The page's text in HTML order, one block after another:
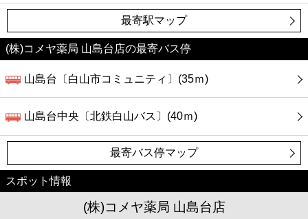
ファーストフード
カフェ
最寄駅マップ
(株)コメヤ薬局 山島台店の最寄バス停
山島台〔白山市コミュニティ〕(35ｍ)
山島台中央〔北鉄白山バス〕(40ｍ)
最寄バス停マップ
スポット情報
(株)コメヤ薬局 山島台店